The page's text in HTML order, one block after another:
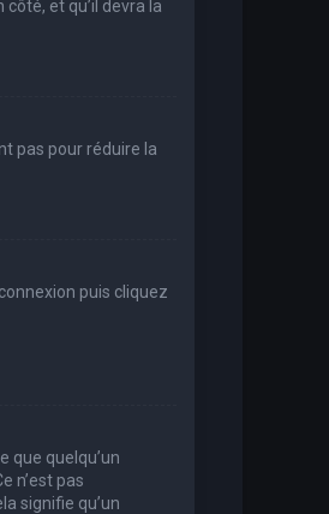
et qu’il devra la
pas pour réduire la
puis cliquez
que quelqu’un
n’est pas
signifie qu’un